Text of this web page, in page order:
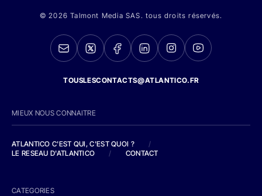
© 2026 Talmont Media SAS. tous droits réservés.
TOUSLESCONTACTS@ATLANTICO.FR
MIEUX NOUS CONNAITRE
ATLANTICO C'EST QUI, C'EST QUOI ?
/
LE RESEAU D'ATLANTICO
/ CONTACT
CATEGORIES